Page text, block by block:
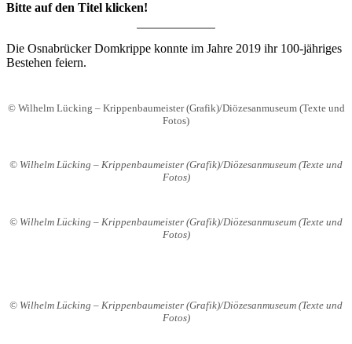
Bitte auf den Titel klicken!
Die Osnabrücker Domkrippe konnte im Jahre 2019 ihr 100-jähriges
Bestehen feiern.
© Wilhelm Lücking – Krippenbaumeister (Grafik)/Diözesanmuseum (Texte und
Fotos)
© Wilhelm Lücking – Krippenbaumeister (Grafik)/Diözesanmuseum (Texte und
Fotos)
© Wilhelm Lücking – Krippenbaumeister (Grafik)/Diözesanmuseum (Texte und
Fotos)
© Wilhelm Lücking – Krippenbaumeister (Grafik)/Diözesanmuseum (Texte und
Fotos)